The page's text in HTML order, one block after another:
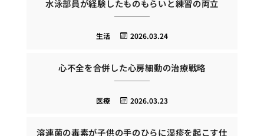
水泳部員が経験したものもらいと練習の両立
2026.03.24
生活
心不全を合併した心房細動の治療戦略
2026.03.23
医療
溶連菌の毒素が子供の手のひらに湿疹を起こす仕